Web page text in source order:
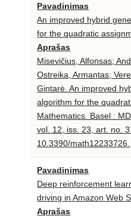
Pavadinimas
An improved hybrid
for the quadratic
Aprašas
Misevičius, Alfonsas;
Ostreika, Armantas;
Gintarė. An improved
algorithm for the
Mathematics. Basel :
vol. 12, iss. 23, art. no.
10.3390/math12233726.
Pavadinimas
Deep reinforcement
driving in Amazon Web
Aprašas